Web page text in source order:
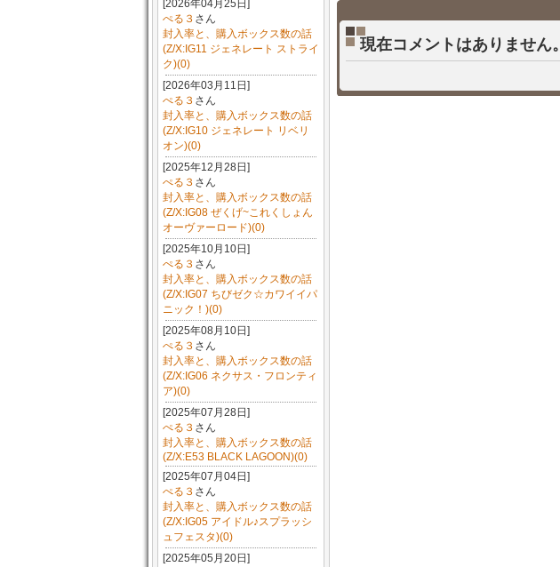
[2026年04月25日]
ぺる３ さん
封入率と、購入ボックス数の話
(Z/X:IG11 ジェネレート ストライ
ク)(0)
[2026年03月11日]
ぺる３ さん
封入率と、購入ボックス数の話
(Z/X:IG10 ジェネレート リベリ
オン)(0)
[2025年12月28日]
ぺる３ さん
封入率と、購入ボックス数の話
(Z/X:IG08 ぜくげ~これくしょん
オーヴァーロード)(0)
[2025年10月10日]
ぺる３ さん
封入率と、購入ボックス数の話
(Z/X:IG07 ちびゼク☆カワイイパ
ニック！)(0)
[2025年08月10日]
ぺる３ さん
封入率と、購入ボックス数の話
(Z/X:IG06 ネクサス・フロンティ
ア)(0)
[2025年07月28日]
ぺる３ さん
封入率と、購入ボックス数の話
(Z/X:E53 BLACK LAGOON)(0)
[2025年07月04日]
ぺる３ さん
封入率と、購入ボックス数の話
(Z/X:IG05 アイドル♪スプラッシ
ュフェスタ)(0)
[2025年05月20日]
現在コメントはありません。